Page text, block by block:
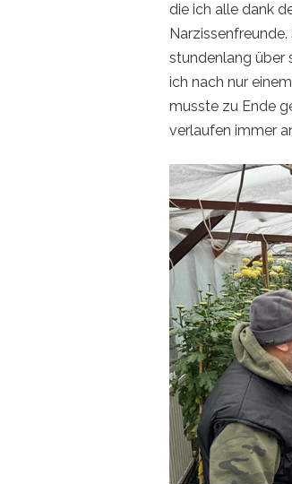
die ich alle dank
stundenlang über
ich nach nur
musste zu Ende
verlaufen immer